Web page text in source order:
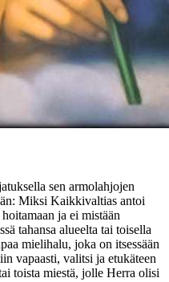
sen armolahjojen
Miksi Kaikkivaltias antoi
ja ei mistään
tahansa alueelta tai toisella
mielihalu, joka on itsessään
vapaasti, valitsi ja etukäteen
toista miestä, jolle Herra olisi